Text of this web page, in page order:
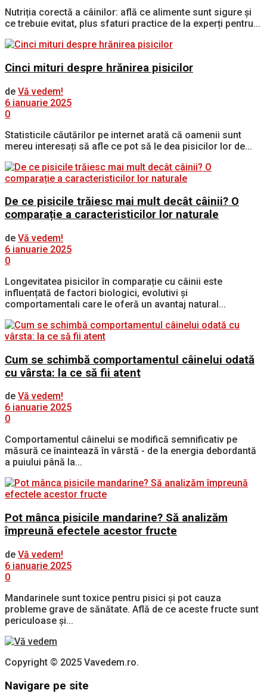
Nutriția corectă a câinilor: află ce alimente sunt sigure și
ce trebuie evitat, plus sfaturi practice de la experți pentru...
Cinci mituri despre hrănirea pisicilor
de Vă vedem!
6 ianuarie 2025
0
Statisticile căutărilor pe internet arată că oamenii sunt
mereu interesați să afle ce pot să le dea pisicilor lor de...
De ce pisicile trăiesc mai mult decât câinii? O
comparație a caracteristicilor lor naturale
de Vă vedem!
6 ianuarie 2025
0
Longevitatea pisicilor în comparație cu câinii este
influențată de factori biologici, evolutivi și
comportamentali care le oferă un avantaj natural...
Cum se schimbă comportamentul câinelui odată
cu vârsta: la ce să fii atent
de Vă vedem!
6 ianuarie 2025
0
Comportamentul câinelui se modifică semnificativ pe
măsură ce înaintează în vârstă - de la energia debordantă
a puiului până la...
Pot mânca pisicile mandarine? Să analizăm
împreună efectele acestor fructe
de Vă vedem!
6 ianuarie 2025
0
Mandarinele sunt toxice pentru pisici și pot cauza
probleme grave de sănătate. Află de ce aceste fructe sunt
periculoase și...
Copyright © 2025 Vavedem.ro.
Navigare pe site